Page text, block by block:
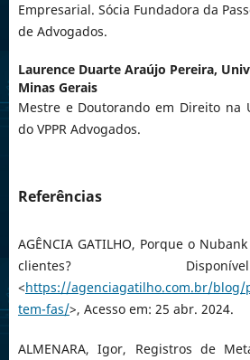
Empresarial. Sócia Fundadora da
de Advogados.
Laurence Duarte Araújo Pereira,
Minas Gerais
Mestre e Doutorando em Direito na
do VPPR Advogados.
Referências
AGÊNCIA GATILHO, Porque o
clientes?
<https://agenciagatilho.com.br/blog/
tem-fas/>, Acesso em: 25 abr. 2024.
ALMENARA, Igor, Registros de